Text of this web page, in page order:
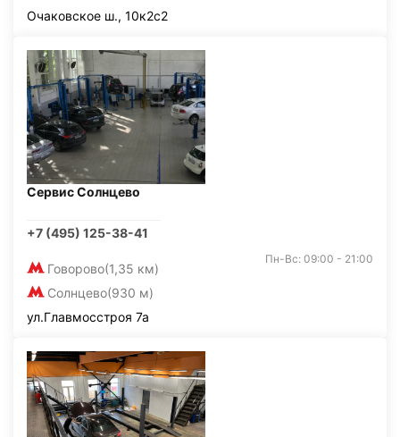
Очаковское ш., 10к2с2
Сервис Солнцево
+7 (495) 125-38-41
Говорово(1,35 км)
Солнцево(930 м)
Пн-Вс: 09:00 - 21:00
ул.Главмосстроя 7а